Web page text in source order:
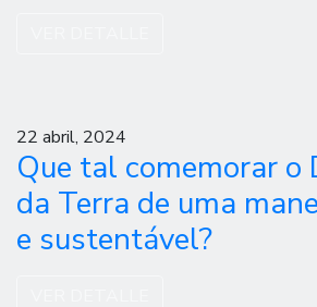
22 abril, 2024
Que tal comemorar o
da Terra de uma
e sustentável?